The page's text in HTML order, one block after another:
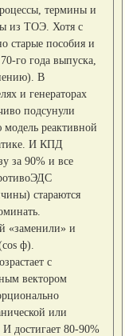
термины и
из ТОЭ. Хотя с
старые пособия и
го года выпуска,
В
и генераторах
подсунули
модель реактивной
И КПД
за 90% и все
стараются
«заменили» и
ф).
с
вектором
или
И достигает 80-90%